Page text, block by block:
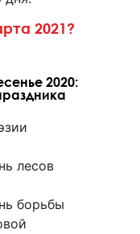
2021?
2020:
лесов
борьбы